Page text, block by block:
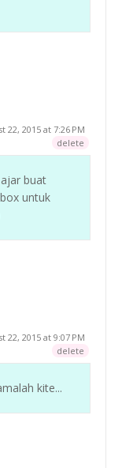
22, 2015 at 7:26 PM
delete
buat
untuk
22, 2015 at 9:07 PM
delete
kite...